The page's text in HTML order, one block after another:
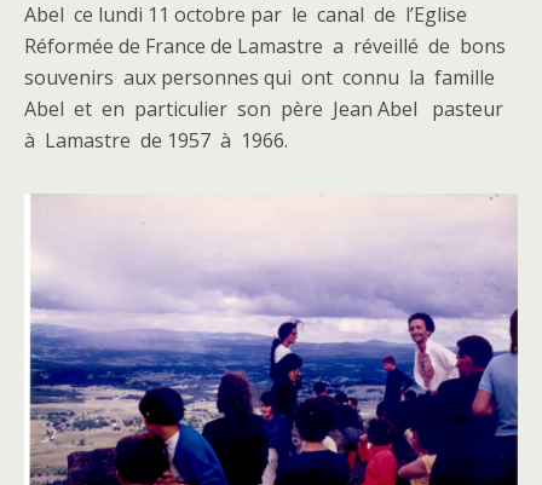
Abel ce lundi 11 octobre par le canal de l’Eglise
Réformée de France de Lamastre a réveillé de bons
souvenirs aux personnes qui ont connu la famille
Abel et en particulier son père Jean Abel pasteur
à Lamastre de 1957 à 1966.